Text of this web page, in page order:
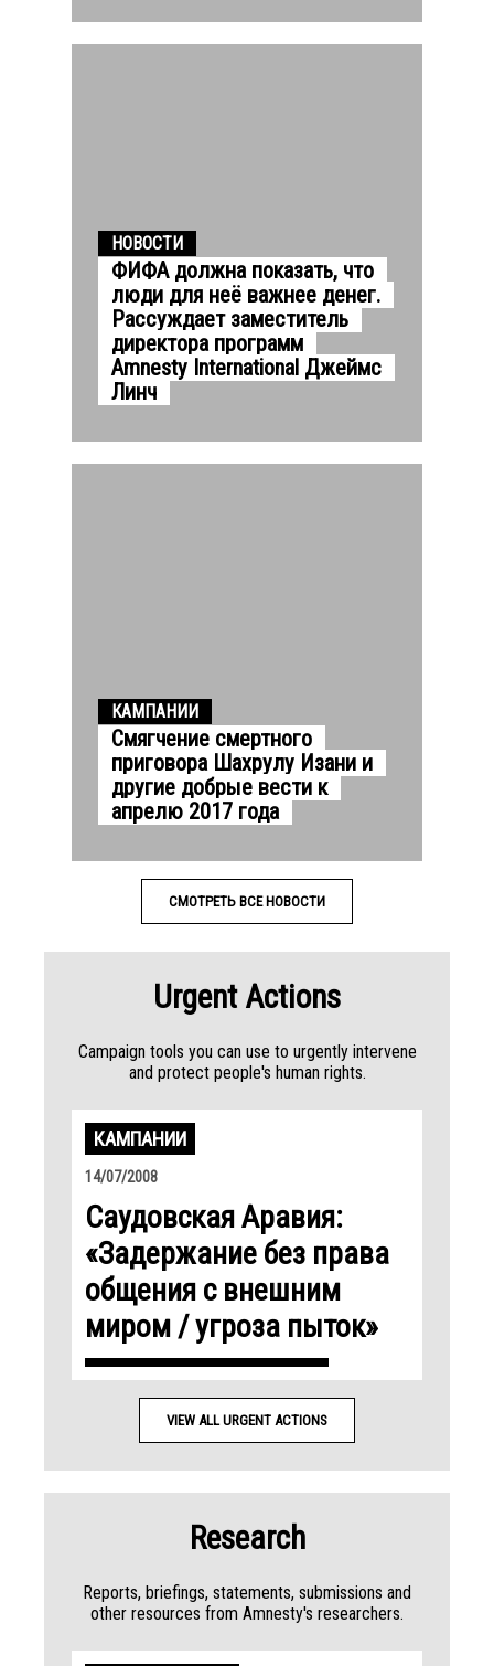
НОВОСТИ
ФИФА должна показать, что
люди для неё важнее денег.
Рассуждает заместитель
директора программ
Amnesty International Джеймс
Линч
КАМПАНИИ
Смягчение смертного
приговора Шахрулу Изани и
другие добрые вести к
апрелю 2017 года
СМОТРЕТЬ ВСЕ НОВОСТИ
Urgent Actions
Campaign tools you can use to urgently intervene
and protect people's human rights.
КАМПАНИИ
14/07/2008
Саудовская Аравия:
«Задержание без права
общения с внешним
миром / угроза пыток»
VIEW ALL URGENT ACTIONS
Research
Reports, briefings, statements, submissions and
other resources from Amnesty's researchers.